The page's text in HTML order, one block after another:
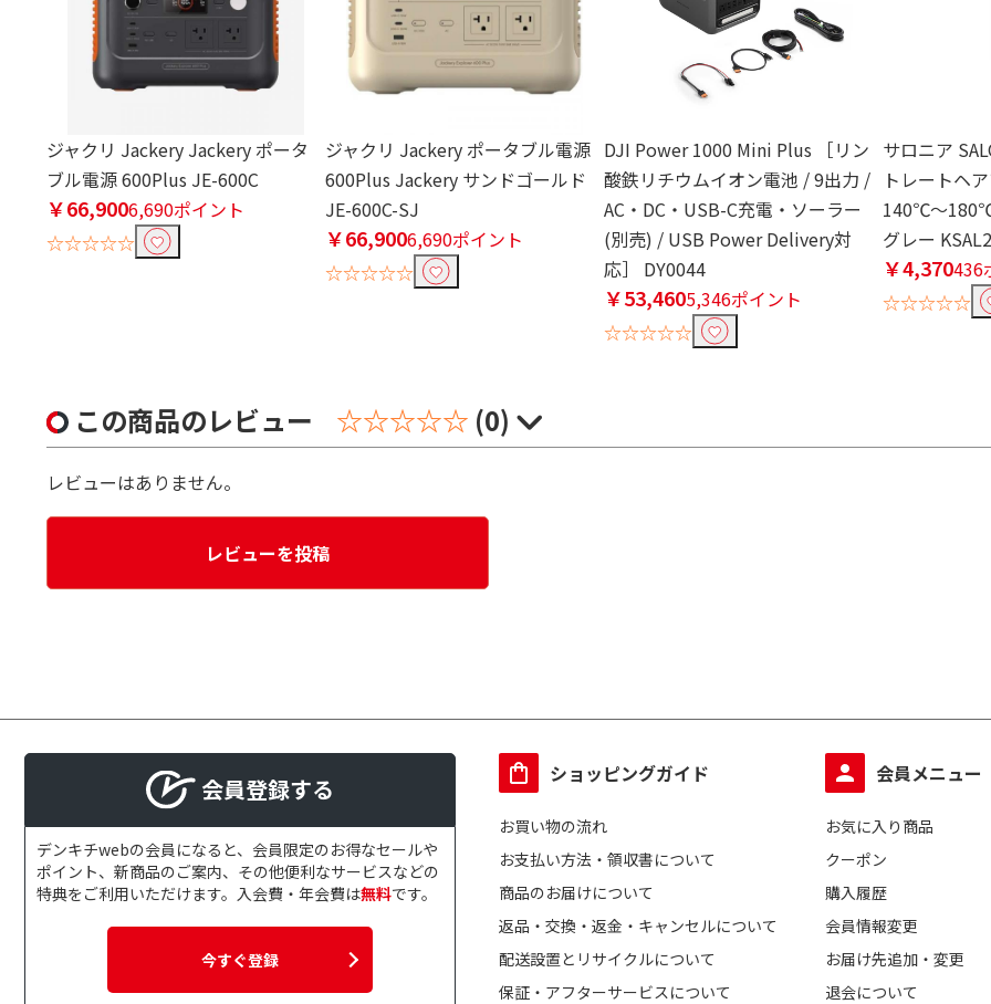
ジャクリ Jackery Jackery ポータ
ブル電源 600Plus JE-600C
￥66,9006,690ポイント
☆☆☆☆☆
ジャクリ Jackery ポータブル電源
600Plus Jackery サンドゴールド
JE-600C-SJ
￥66,9006,690ポイント
☆☆☆☆☆
DJI Power 1000 Mini Plus ［リン
酸鉄リチウムイオン電池 / 9出力 /
AC・DC・USB-C充電・ソーラー
(別売) / USB Power Delivery対
応］ DY0044
￥53,4605,346ポイント
☆☆☆☆☆
サロニア
トレートヘ
140℃～
グレー
￥4,370436
☆☆☆☆☆
この商品のレビュー ☆☆☆☆☆ (0)
レビューはありません。
レビューを投稿
会員登録する
デンキチwebの会員になると、会員限定のお得なセールや
ポイント、新商品のご案内、その他便利なサービスなどの
特典をご利用いただけます。入会費・年会費は無料です。
今すぐ登録
ショッピングガイド
お買い物の流れ
お支払い方法・領収書について
商品のお届けについて
返品・交換・返金・キャンセルについて
配送設置とリサイクルについて
保証・アフターサービスについて
会員メニュー
お気に入り商品
クーポン
購入履歴
会員情報変更
お届け先追加・変更
退会について